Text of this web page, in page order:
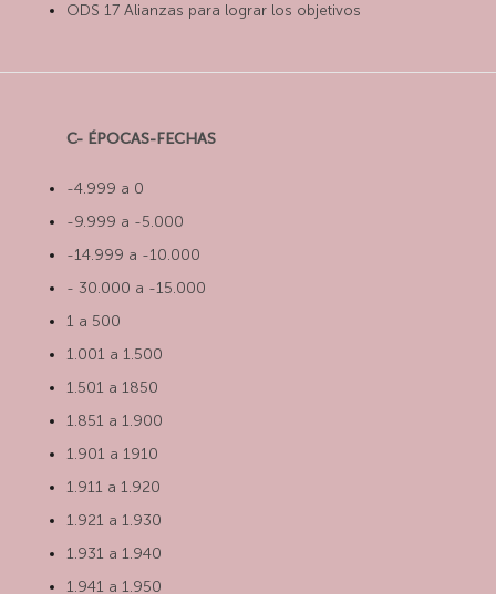
ODS 17 Alianzas para lograr los objetivos
C- ÉPOCAS-FECHAS
-4.999 a 0
-9.999 a -5.000
-14.999 a -10.000
- 30.000 a -15.000
1 a 500
1.001 a 1.500
1.501 a 1850
1.851 a 1.900
1.901 a 1910
1.911 a 1.920
1.921 a 1.930
1.931 a 1.940
1.941 a 1.950